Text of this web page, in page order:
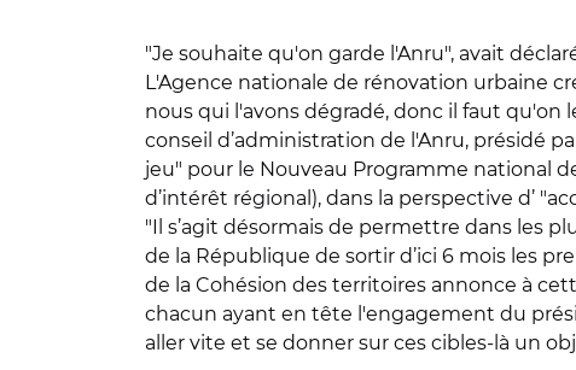
"Je souhaite qu'on garde l'Anru", avait
L'Agence nationale de rénovation urbaine
nous qui l'avons dégradé, donc il faut qu'on
conseil d’administration de l'Anru, présidé
jeu" pour le Nouveau Programme national
d’intérêt régional), dans la perspective d’
"Il s’agit désormais de permettre dans les
de la République de sortir d’ici 6 mois les
de la Cohésion des territoires annonce à
chacun ayant en tête l'engagement du
aller vite et se donner sur ces cibles-là un